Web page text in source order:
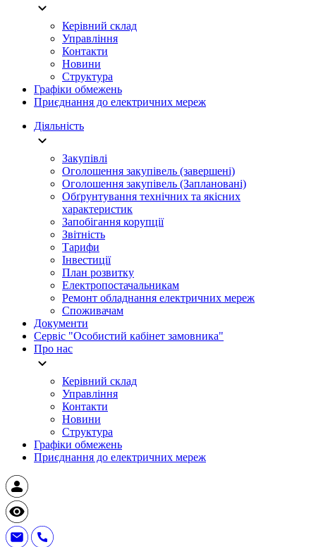
Керівний склад
Управління
Контакти
Новини
Структура
Графіки обмежень
Приєднання до електричних мереж
Діяльність
Закупівлі
Оголошення закупівель (завершені)
Оголошення закупівель (Заплановані)
Обґрунтування технічних та якісних
характеристик
Запобігання корупції
Звітність
Тарифи
Інвестиції
План розвитку
Електропостачальникам
Ремонт обладнання електричних мереж
Споживачам
Документи
Сервіс "Особистий кабінет замовника"
Про нас
Керівний склад
Управління
Контакти
Новини
Структура
Графіки обмежень
Приєднання до електричних мереж